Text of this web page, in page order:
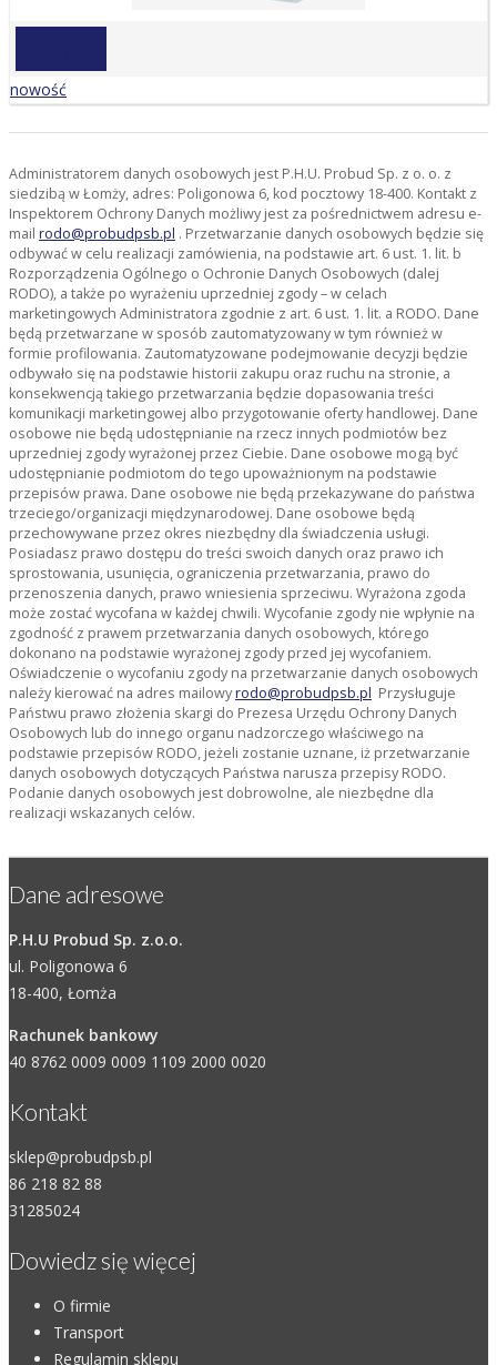
nowość
Administratorem danych osobowych jest P.H.U. Probud Sp. z o. o. z
siedzibą w Łomży, adres: Poligonowa 6, kod pocztowy 18-400. Kontakt z
Inspektorem Ochrony Danych możliwy jest za pośrednictwem adresu e-
mail rodo@probudpsb.pl . Przetwarzanie danych osobowych będzie się
odbywać w celu realizacji zamówienia, na podstawie art. 6 ust. 1. lit. b
Rozporządzenia Ogólnego o Ochronie Danych Osobowych (dalej
RODO), a także po wyrażeniu uprzedniej zgody – w celach
marketingowych Administratora zgodnie z art. 6 ust. 1. lit. a RODO. Dane
będą przetwarzane w sposób zautomatyzowany w tym również w
formie profilowania. Zautomatyzowane podejmowanie decyzji będzie
odbywało się na podstawie historii zakupu oraz ruchu na stronie, a
konsekwencją takiego przetwarzania będzie dopasowania treści
komunikacji marketingowej albo przygotowanie oferty handlowej. Dane
osobowe nie będą udostępnianie na rzecz innych podmiotów bez
uprzedniej zgody wyrażonej przez Ciebie. Dane osobowe mogą być
udostępnianie podmiotom do tego upoważnionym na podstawie
przepisów prawa. Dane osobowe nie będą przekazywane do państwa
trzeciego/organizacji międzynarodowej. Dane osobowe będą
przechowywane przez okres niezbędny dla świadczenia usługi.
Posiadasz prawo dostępu do treści swoich danych oraz prawo ich
sprostowania, usunięcia, ograniczenia przetwarzania, prawo do
przenoszenia danych, prawo wniesienia sprzeciwu. Wyrażona zgoda
może zostać wycofana w każdej chwili. Wycofanie zgody nie wpłynie na
zgodność z prawem przetwarzania danych osobowych, którego
dokonano na podstawie wyrażonej zgody przed jej wycofaniem.
Oświadczenie o wycofaniu zgody na przetwarzanie danych osobowych
należy kierować na adres mailowyrodo@probudpsb.pl Przysługuje
Państwu prawo złożenia skargi do Prezesa Urzędu Ochrony Danych
Osobowych lub do innego organu nadzorczego właściwego na
podstawie przepisów RODO, jeżeli zostanie uznane, iż przetwarzanie
danych osobowych dotyczących Państwa narusza przepisy RODO.
Podanie danych osobowych jest dobrowolne, ale niezbędne dla
realizacji wskazanych celów.
Dane adresowe
P.H.U Probud Sp. z.o.o.
ul. Poligonowa 6
18-400, Łomża
Rachunek bankowy
40 8762 0009 0009 1109 2000 0020
Kontakt
sklep@probudpsb.pl
86 218 82 88
31285024
Dowiedz się więcej
O firmie
Transport
Regulamin sklepu